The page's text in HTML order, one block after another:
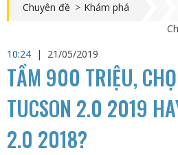
Chuyên đề > Khám phá
10:24 | 21/05/2019
TẦM 900 TRIỆU,
TUCSON 2.0 2019
2.0 2018?